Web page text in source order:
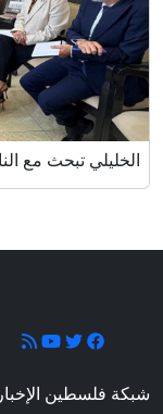
الخليلي تبحث مع
شبكة فلسطين